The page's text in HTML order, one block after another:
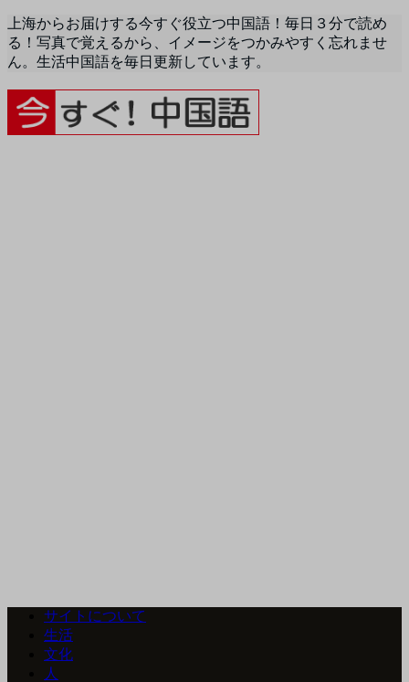
上海からお届けする今すぐ役立つ中国語！毎日３分で読め
る！写真で覚えるから、イメージをつかみやすく忘れませ
ん。生活中国語を毎日更新しています。
サイトについて
生活
文化
人